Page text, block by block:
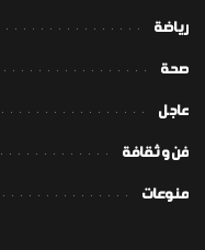
رياضة
صحة
عاجل
فن و ثقافة
منوعات